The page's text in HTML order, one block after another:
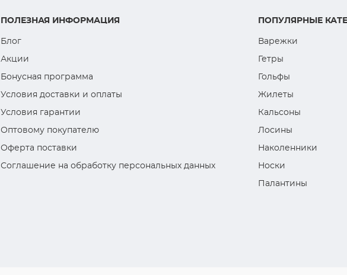
ПОЛЕЗНАЯ ИНФОРМАЦИЯ
Блог
Акции
Бонусная программа
Условия доставки и оплаты
Условия гарантии
Оптовому покупателю
Оферта поставки
Соглашение на обработку персональных данных
ПОПУЛЯРНЫЕ
Варежки
Гетры
Гольфы
Жилеты
Кальсоны
Лосины
Наколенники
Носки
Палантины